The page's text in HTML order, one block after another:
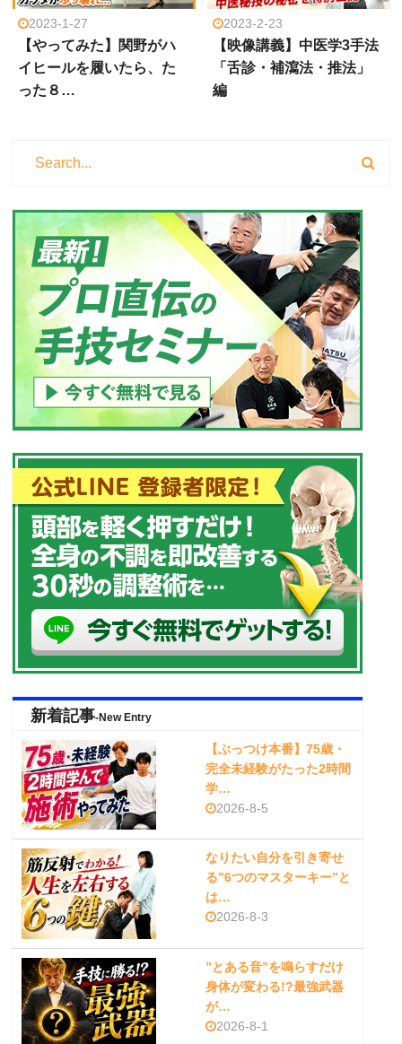
2023-1-27
【やってみた】関野がハ
イヒールを履いたら、た
った８…
2023-2-23
【映像講義】中医学3手法
「舌診・補瀉法・推法」
編
新着記事-New Entry
【ぶっつけ本番】75歳・
完全未経験がたった2時間
学…
2026-8-5
なりたい自分を引き寄せ
る”6つのマスターキー”と
は…
2026-8-3
”とある音”を鳴らすだけ
身体が変わる!?最強武器
が…
2026-8-1